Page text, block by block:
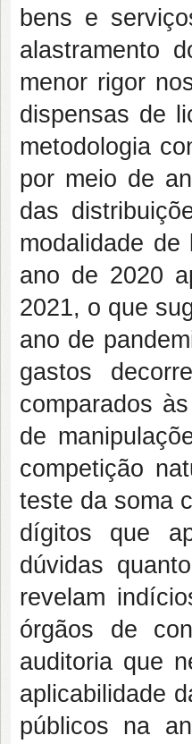
bens e
alastramento
menor rigor
dispensas de
metodologia
por meio de
das
modalidade
ano de 2020
2021, o que
ano de
gastos
comparados
de
competição
teste da soma
dígitos que
dúvidas
revelam
órgãos de
auditoria que
aplicabilidade
públicos na